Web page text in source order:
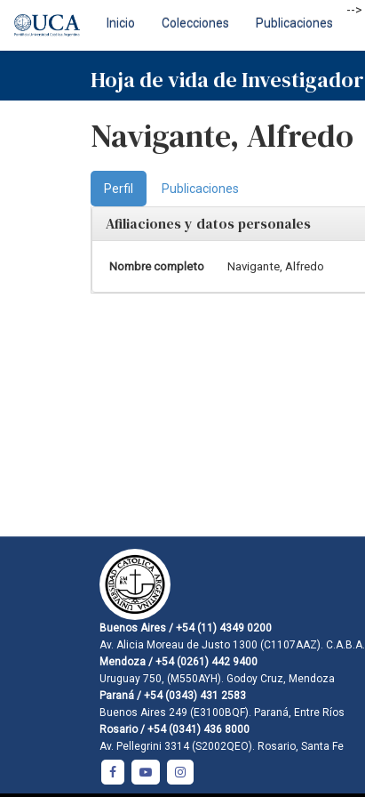
navigation
Inicio Colecciones Publicaciones
-->
Hoja de vida de Investigador
Navigante, Alfredo
Perfil Publicaciones
Afiliaciones y datos personales
Nombre completo Navigante, Alfredo
Buenos Aires / +54 (11) 4349 0200
Av. Alicia Moreau de Justo 1300 (C1107AAZ). C.A.B.A.
Mendoza / +54 (0261) 442 9400
Uruguay 750, (M550AYH). Godoy Cruz, Mendoza
Paraná / +54 (0343) 431 2583
Buenos Aires 249 (E3100BQF). Paraná, Entre Ríos
Rosario / +54 (0341) 436 8000
Av. Pellegrini 3314 (S2002QEO). Rosario, Santa Fe